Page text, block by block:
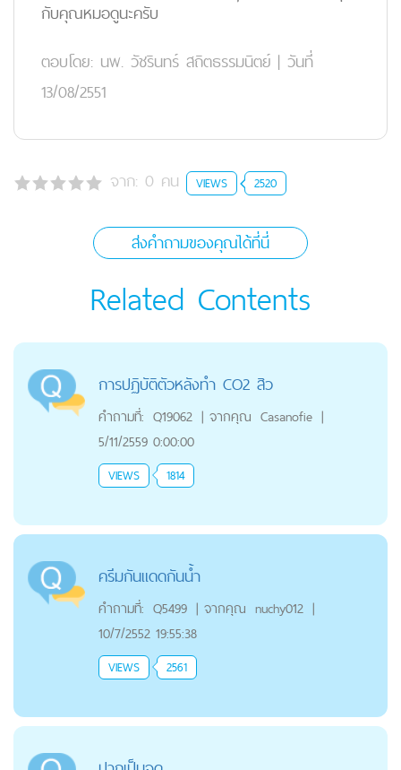
กับคุณหมอดูนะครับ
ตอบโดย: นพ. วัชรินทร์ สถิตธรรมนิตย์ | วันที่
13/08/2551
จาก: 0 คน VIEWS 2520
ส่งคำถามของคุณได้ที่นี่
Related Contents
การปฏิบัติตัวหลังทำ CO2 สิว
คำถามที่: Q19062 | จากคุณ Casanofie |
5/11/2559 0:00:00
VIEWS 1814
ครีมกันแดดกันน้ำ
คำถามที่: Q5499 | จากคุณ nuchy012 |
10/7/2552 19:55:38
VIEWS 2561